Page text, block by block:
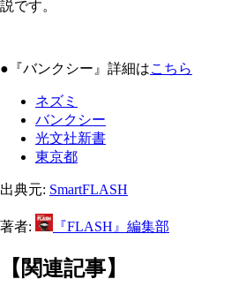
説です。
●『バンクシー』詳細はこちら
ネズミ
バンクシー
光文社新書
東京都
出典元: SmartFLASH
著者: 『FLASH』編集部
【関連記事】